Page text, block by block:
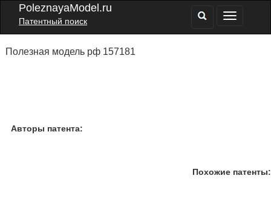
PoleznayaModel.ru
Патентный поиск
Полезная модель рф 157181
Авторы патента:
Похожие патенты: